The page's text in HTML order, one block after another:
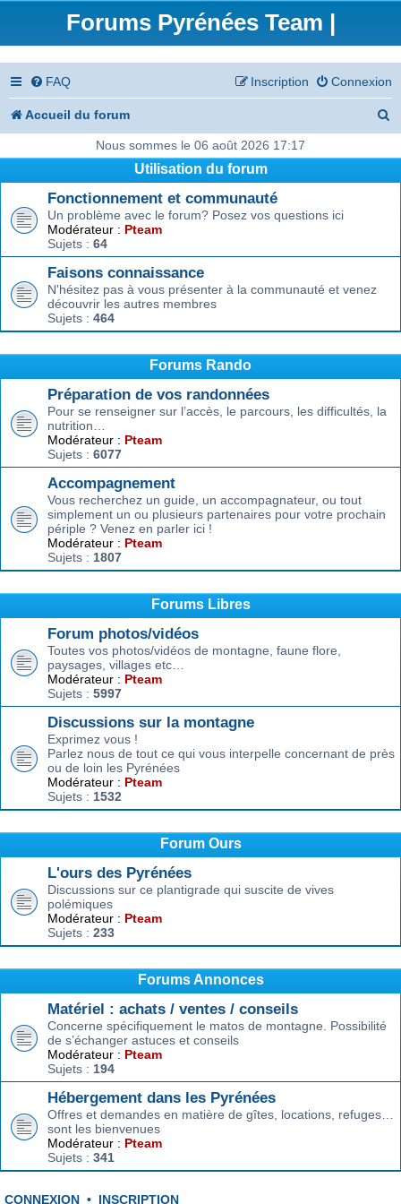
Forums Pyrénées Team |
FAQ Connexion
Inscription
Accueil du forum
e
Nous sommes le 06 août 2026 17:17
Utilisation du forum
Fonctionnement et communauté
Un problème avec le forum? Posez vos questions ici
Modérateur : Pteam
Sujets : 64
Faisons connaissance
N'hésitez pas à vous présenter à la communauté et venez
découvrir les autres membres
Sujets : 464
Forums Rando
Préparation de vos randonnées
Pour se renseigner sur l’accès, le parcours, les difficultés, la
nutrition…
Modérateur : Pteam
Sujets : 6077
Accompagnement
Vous recherchez un guide, un accompagnateur, ou tout
simplement un ou plusieurs partenaires pour votre prochain
périple ? Venez en parler ici !
Modérateur : Pteam
Sujets : 1807
Forums Libres
Forum photos/vidéos
Toutes vos photos/vidéos de montagne, faune flore,
paysages, villages etc…
Modérateur : Pteam
Sujets : 5997
Discussions sur la montagne
Exprimez vous !
Parlez nous de tout ce qui vous interpelle concernant de près
ou de loin les Pyrénées
Modérateur : Pteam
Sujets : 1532
Forum Ours
L'ours des Pyrénées
Discussions sur ce plantigrade qui suscite de vives
polémiques
Modérateur : Pteam
Sujets : 233
Forums Annonces
Matériel : achats / ventes / conseils
Concerne spécifiquement le matos de montagne. Possibilité
de s’échanger astuces et conseils
Modérateur : Pteam
Sujets : 194
Hébergement dans les Pyrénées
Offres et demandes en matière de gîtes, locations, refuges…
sont les bienvenues
Modérateur : Pteam
Sujets : 341
CONNEXION • INSCRIPTION